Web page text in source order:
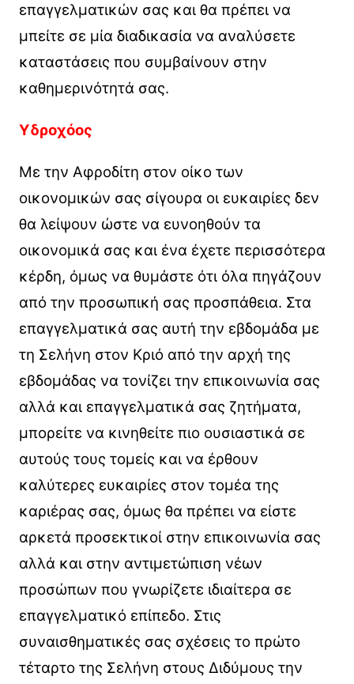
επαγγελματικών σας και θα πρέπει να
μπείτε σε μία διαδικασία να αναλύσετε
καταστάσεις που συμβαίνουν στην
καθημερινότητά σας.
Υδροχόος
Με την Αφροδίτη στον οίκο των
οικονομικών σας σίγουρα οι ευκαιρίες δεν
θα λείψουν ώστε να ευνοηθούν τα
οικονομικά σας και ένα έχετε περισσότερα
κέρδη, όμως να θυμάστε ότι όλα πηγάζουν
από την προσωπική σας προσπάθεια. Στα
επαγγελματικά σας αυτή την εβδομάδα με
τη Σελήνη στον Κριό από την αρχή της
εβδομάδας να τονίζει την επικοινωνία σας
αλλά και επαγγελματικά σας ζητήματα,
μπορείτε να κινηθείτε πιο ουσιαστικά σε
αυτούς τους τομείς και να έρθουν
καλύτερες ευκαιρίες στον τομέα της
καριέρας σας, όμως θα πρέπει να είστε
αρκετά προσεκτικοί στην επικοινωνία σας
αλλά και στην αντιμετώπιση νέων
προσώπων που γνωρίζετε ιδιαίτερα σε
επαγγελματικό επίπεδο. Στις
συναισθηματικές σας σχέσεις το πρώτο
τέταρτο της Σελήνη στους Διδύμους την